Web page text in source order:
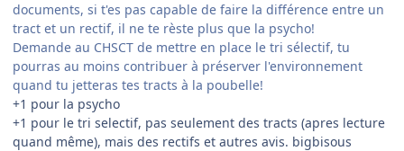
documents, si t'es pas capable de faire la différence entre un
tract et un rectif, il ne te rèste plus que la psycho!
Demande au CHSCT de mettre en place le tri sélectif, tu
pourras au moins contribuer à préserver l'environnement
quand tu jetteras tes tracts à la poubelle!
+1 pour la psycho
+1 pour le tri selectif, pas seulement des tracts (apres lecture
quand même), mais des rectifs et autres avis. bigbisous